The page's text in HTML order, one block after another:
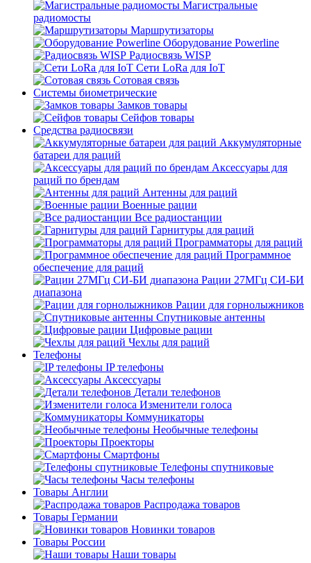
Магистральные
радиомосты
Маршрутизаторы
Оборудование Powerline
Радиосвязь WISP
Сети LoRa для IoT
Сотовая связь
Системы биометрические
Замков товары
Сейфов товары
Средства радиосвязи
Аккумуляторные
батареи для раций
Аксессуары для
раций по брендам
Антенны для раций
Военные рации
Все радиостанции
Гарнитуры для раций
Программаторы для раций
Программное
обеспечение для раций
Рации 27МГц СИ-БИ
диапазона
Рации для горнолыжников
Спутниковые антенны
Цифровые рации
Чехлы для раций
Телефоны
IP телефоны
Аксессуары
Детали телефонов
Изменители голоса
Коммуникаторы
Необычные телефоны
Проекторы
Смартфоны
Телефоны спутниковые
Часы телефоны
Товары Англии
Распродажа товаров
Товары Германии
Новинки товаров
Товары России
Наши товары